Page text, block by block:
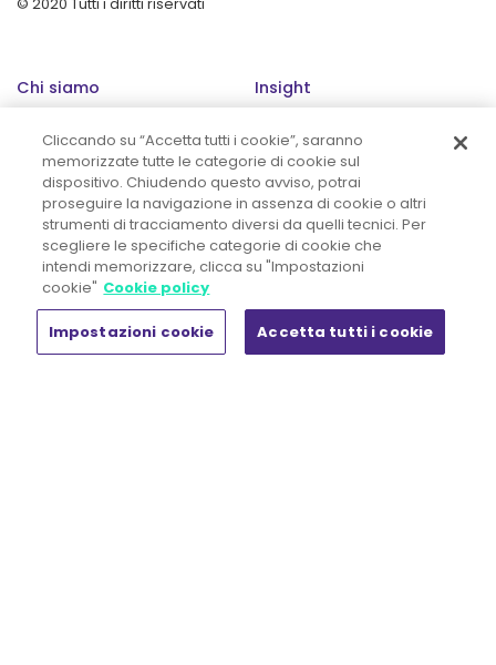
Chi siamo
Chi siamo
La formula della sostenibilità
Lavora con Noi
Insight
Rassegna stampa
Laboratorio HR
News & Eventi
White paper
Prodotti
Shop
Il mio account
Cliccando su “Accetta tutti i cookie”, saranno
memorizzate tutte le categorie di cookie sul
dispositivo. Chiudendo questo avviso, potrai
proseguire la navigazione in assenza di cookie o altri
strumenti di tracciamento diversi da quelli tecnici. Per
scegliere le specifiche categorie di cookie che
intendi memorizzare, clicca su "Impostazioni
cookie" Cookie policy
Impostazioni cookie Accetta tutti i cookie